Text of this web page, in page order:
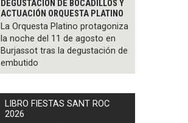
DEGUSTACIÓN DE BOCADILLOS Y
ACTUACIÓN ORQUESTA PLATINO
La Orquesta Platino protagoniza
la noche del 11 de agosto en
Burjassot tras la degustación de
embutido
LIBRO FIESTAS SANT ROC
2026